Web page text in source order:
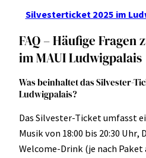
Silvesterticket 2025 im
FAQ – Häufige
im MAUI Ludwigpalais
Was beinhaltet das Silvester-
Ludwigpalais?
Das Silvester-Ticket umfasst
Musik von 18:00 bis 20:30 Uhr,
Welcome-Drink (je nach